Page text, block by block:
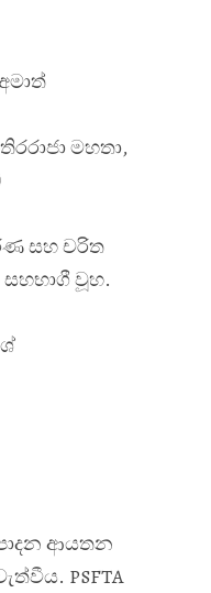
මහතා,
සහ චරිත
වූහ.
ආයතන
PSFTA